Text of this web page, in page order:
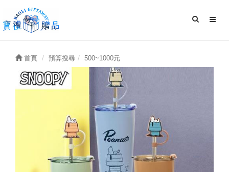
首頁 預算搜尋 500~1000元